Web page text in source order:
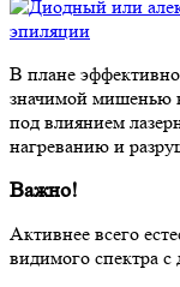
В плане
значимой мишенью
под влиянием
нагреванию и
Важно!
Активнее всего
видимого спектра